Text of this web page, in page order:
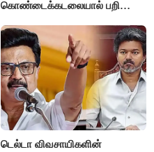
கொண்டைக்கடலையால் பறிபோன
டெல்டா விவசாயிகளின்